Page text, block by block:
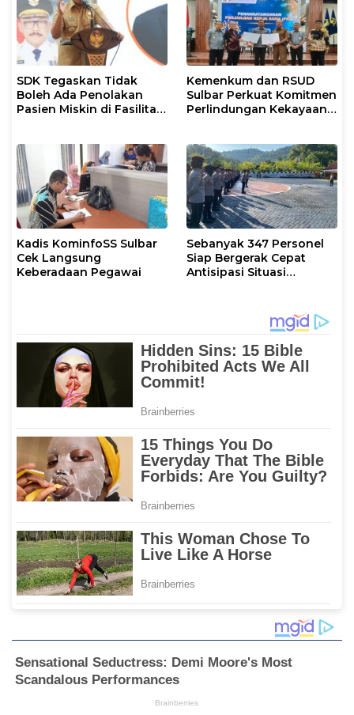
SDK Tegaskan Tidak
Boleh Ada Penolakan
Pasien Miskin di Fasilitas
Kemenkum dan RSUD
Sulbar Perkuat Komitmen
Perlindungan Kekayaan
Kadis KominfoSS Sulbar
Cek Langsung
Keberadaan Pegawai
Sebanyak 347 Personel
Siap Bergerak Cepat
Antisipasi Situasi